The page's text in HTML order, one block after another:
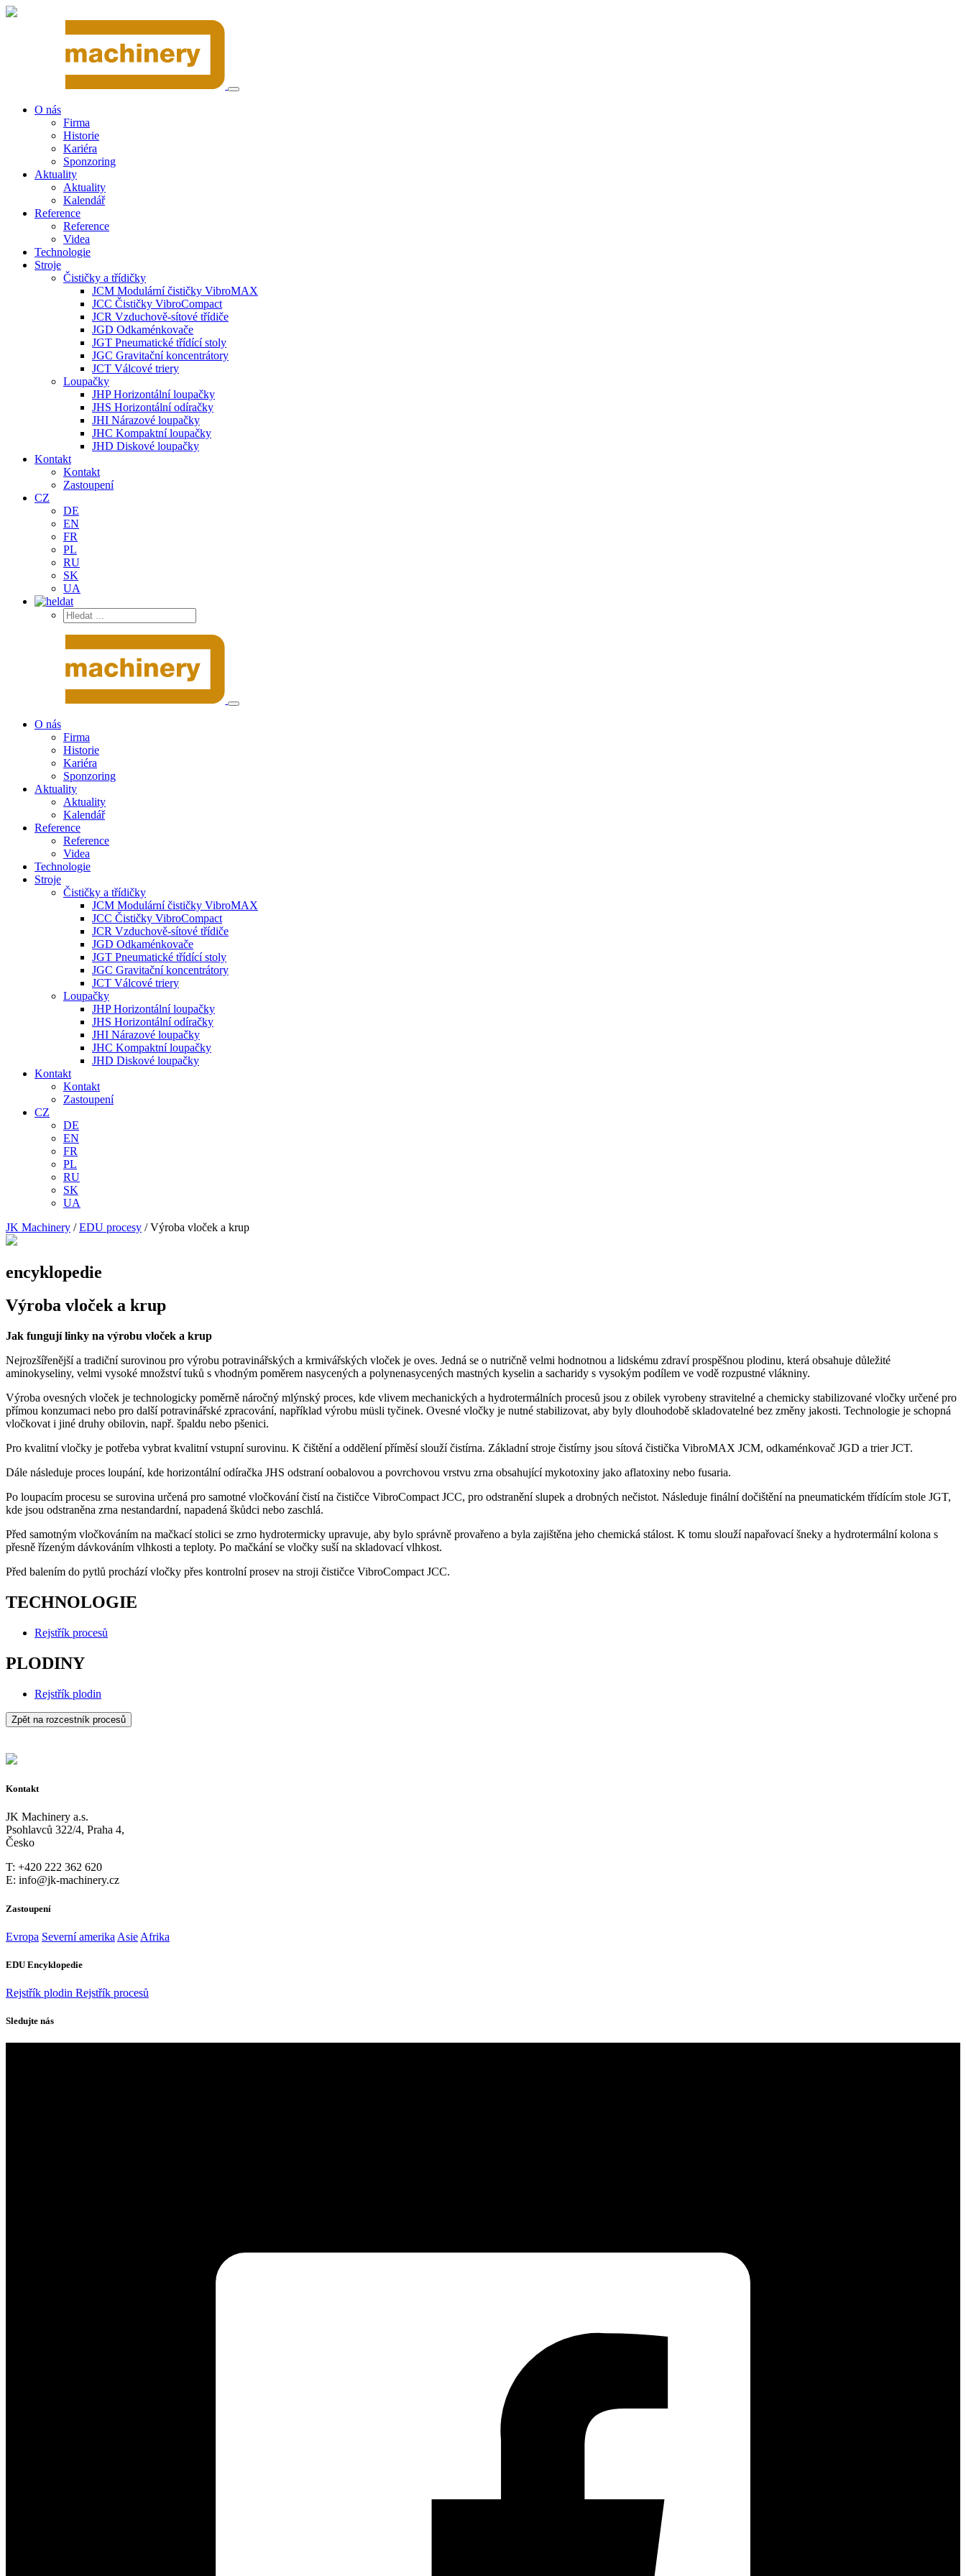
O nás
Firma
Historie
Kariéra
Sponzoring
Aktuality
Aktuality
Kalendář
Reference
Reference
Videa
Technologie
Stroje
Čističky a třídičky
JCM Modulární čističky VibroMAX
JCC Čističky VibroCompact
JCR Vzduchově-sítové třídiče
JGD Odkaménkovače
JGT Pneumatické třídící stoly
JGC Gravitační koncentrátory
JCT Válcové triery
Loupačky
JHP Horizontální loupačky
JHS Horizontální odíračky
JHI Nárazové loupačky
JHC Kompaktní loupačky
JHD Diskové loupačky
Kontakt
Kontakt
Zastoupení
CZ
DE
EN
FR
PL
RU
SK
UA
O nás
Firma
Historie
Kariéra
Sponzoring
Aktuality
Aktuality
Kalendář
Reference
Reference
Videa
Technologie
Stroje
Čističky a třídičky
JCM Modulární čističky VibroMAX
JCC Čističky VibroCompact
JCR Vzduchově-sítové třídiče
JGD Odkaménkovače
JGT Pneumatické třídící stoly
JGC Gravitační koncentrátory
JCT Válcové triery
Loupačky
JHP Horizontální loupačky
JHS Horizontální odíračky
JHI Nárazové loupačky
JHC Kompaktní loupačky
JHD Diskové loupačky
Kontakt
Kontakt
Zastoupení
CZ
DE
EN
FR
PL
RU
SK
UA
JK Machinery /EDU procesy /Výroba vloček a krup
encyklopedie
Výroba vloček a krup
Jak fungují linky na výrobu vloček a krup
Nejrozšířenější a tradiční surovinou pro výrobu potravinářských a krmivářských vloček je oves. Jedná se o nutričně velmi hodnotnou a lidskému zdraví prospěšnou plodinu, která obsahuje důležité
aminokyseliny, velmi vysoké množství tuků s vhodným poměrem nasycených a polynenasycených mastných kyselin a sacharidy s vysokým podílem ve vodě rozpustné vlákniny.
Výroba ovesných vloček je technologicky poměrně náročný mlýnský proces, kde vlivem mechanických a hydrotermálních procesů jsou z obilek vyrobeny stravitelné a chemicky stabilizované vločky určené pro
přímou konzumaci nebo pro další potravinářské zpracování, například výrobu müsli tyčinek. Ovesné vločky je nutné stabilizovat, aby byly dlouhodobě skladovatelné bez změny jakosti. Technologie je schopná
vločkovat i jiné druhy obilovin, např. špaldu nebo pšenici.
Pro kvalitní vločky je potřeba vybrat kvalitní vstupní surovinu. K čištění a oddělení příměsí slouží čistírna. Základní stroje čistírny jsou sítová čistička VibroMAX JCM, odkaménkovač JGD a trier JCT.
Dále následuje proces loupání, kde horizontální odíračka JHS odstraní oobalovou a povrchovou vrstvu zrna obsahující mykotoxiny jako aflatoxiny nebo fusaria.
Po loupacím procesu se surovina určená pro samotné vločkování čistí na čističce VibroCompact JCC, pro odstranění slupek a drobných nečistot. Následuje finální dočištění na pneumatickém třídícím stole JGT,
kde jsou odstraněna zrna nestandardní, napadená škůdci nebo zaschlá.
Před samotným vločkováním na mačkací stolici se zrno hydrotermicky upravuje, aby bylo správně provařeno a byla zajištěna jeho chemická stálost. K tomu slouží napařovací šneky a hydrotermální kolona s
přesně řízeným dávkováním vlhkosti a teploty. Po mačkání se vločky suší na skladovací vlhkost.
Před balením do pytlů prochází vločky přes kontrolní prosev na stroji čističce VibroCompact JCC.
TECHNOLOGIE
Rejstřík procesů
PLODINY
Rejstřík plodin
Zpět na rozcestník procesů
Kontakt
JK Machinery a.s.
Psohlavců 322/4, Praha 4,
Česko
T: +420 222 362 620
E: info@jk-machinery.cz
Zastoupení
Evropa Severní amerika Asie Afrika
EDU Encyklopedie
Rejstřík plodin Rejstřík procesů
Sledujte nás